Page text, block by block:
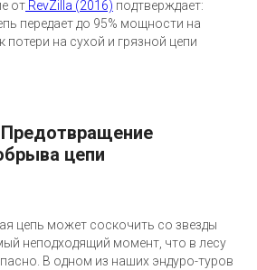
от RevZilla (2016) подтверждает:
передает до 95% мощности на
потери на сухой и грязной цепи
цепи
цепь может соскочить со звезды
неподходящий момент, что в лесу
В одном из наших эндуро-туров